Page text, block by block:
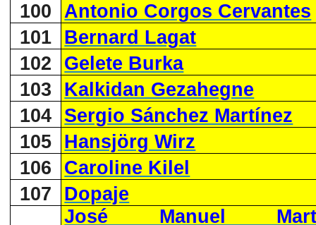
100
Antonio Corgos Cervantes
101
Bernard Lagat
102
Gelete Burka
103
Kalkidan Gezahegne
104
Sergio Sánchez Martínez
105
Hansjörg Wirz
106
Caroline Kilel
107
Dopaje
José Manuel